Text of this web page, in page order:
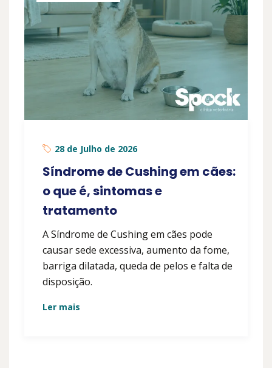
28 de Julho de 2026
Síndrome de Cushing em cães:
o que é, sintomas e
tratamento
A Síndrome de Cushing em cães pode
causar sede excessiva, aumento da fome,
barriga dilatada, queda de pelos e falta de
disposição.
Ler mais